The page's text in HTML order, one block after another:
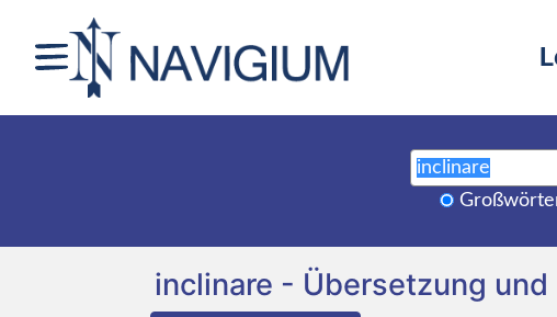
inclinare - Übersetzung